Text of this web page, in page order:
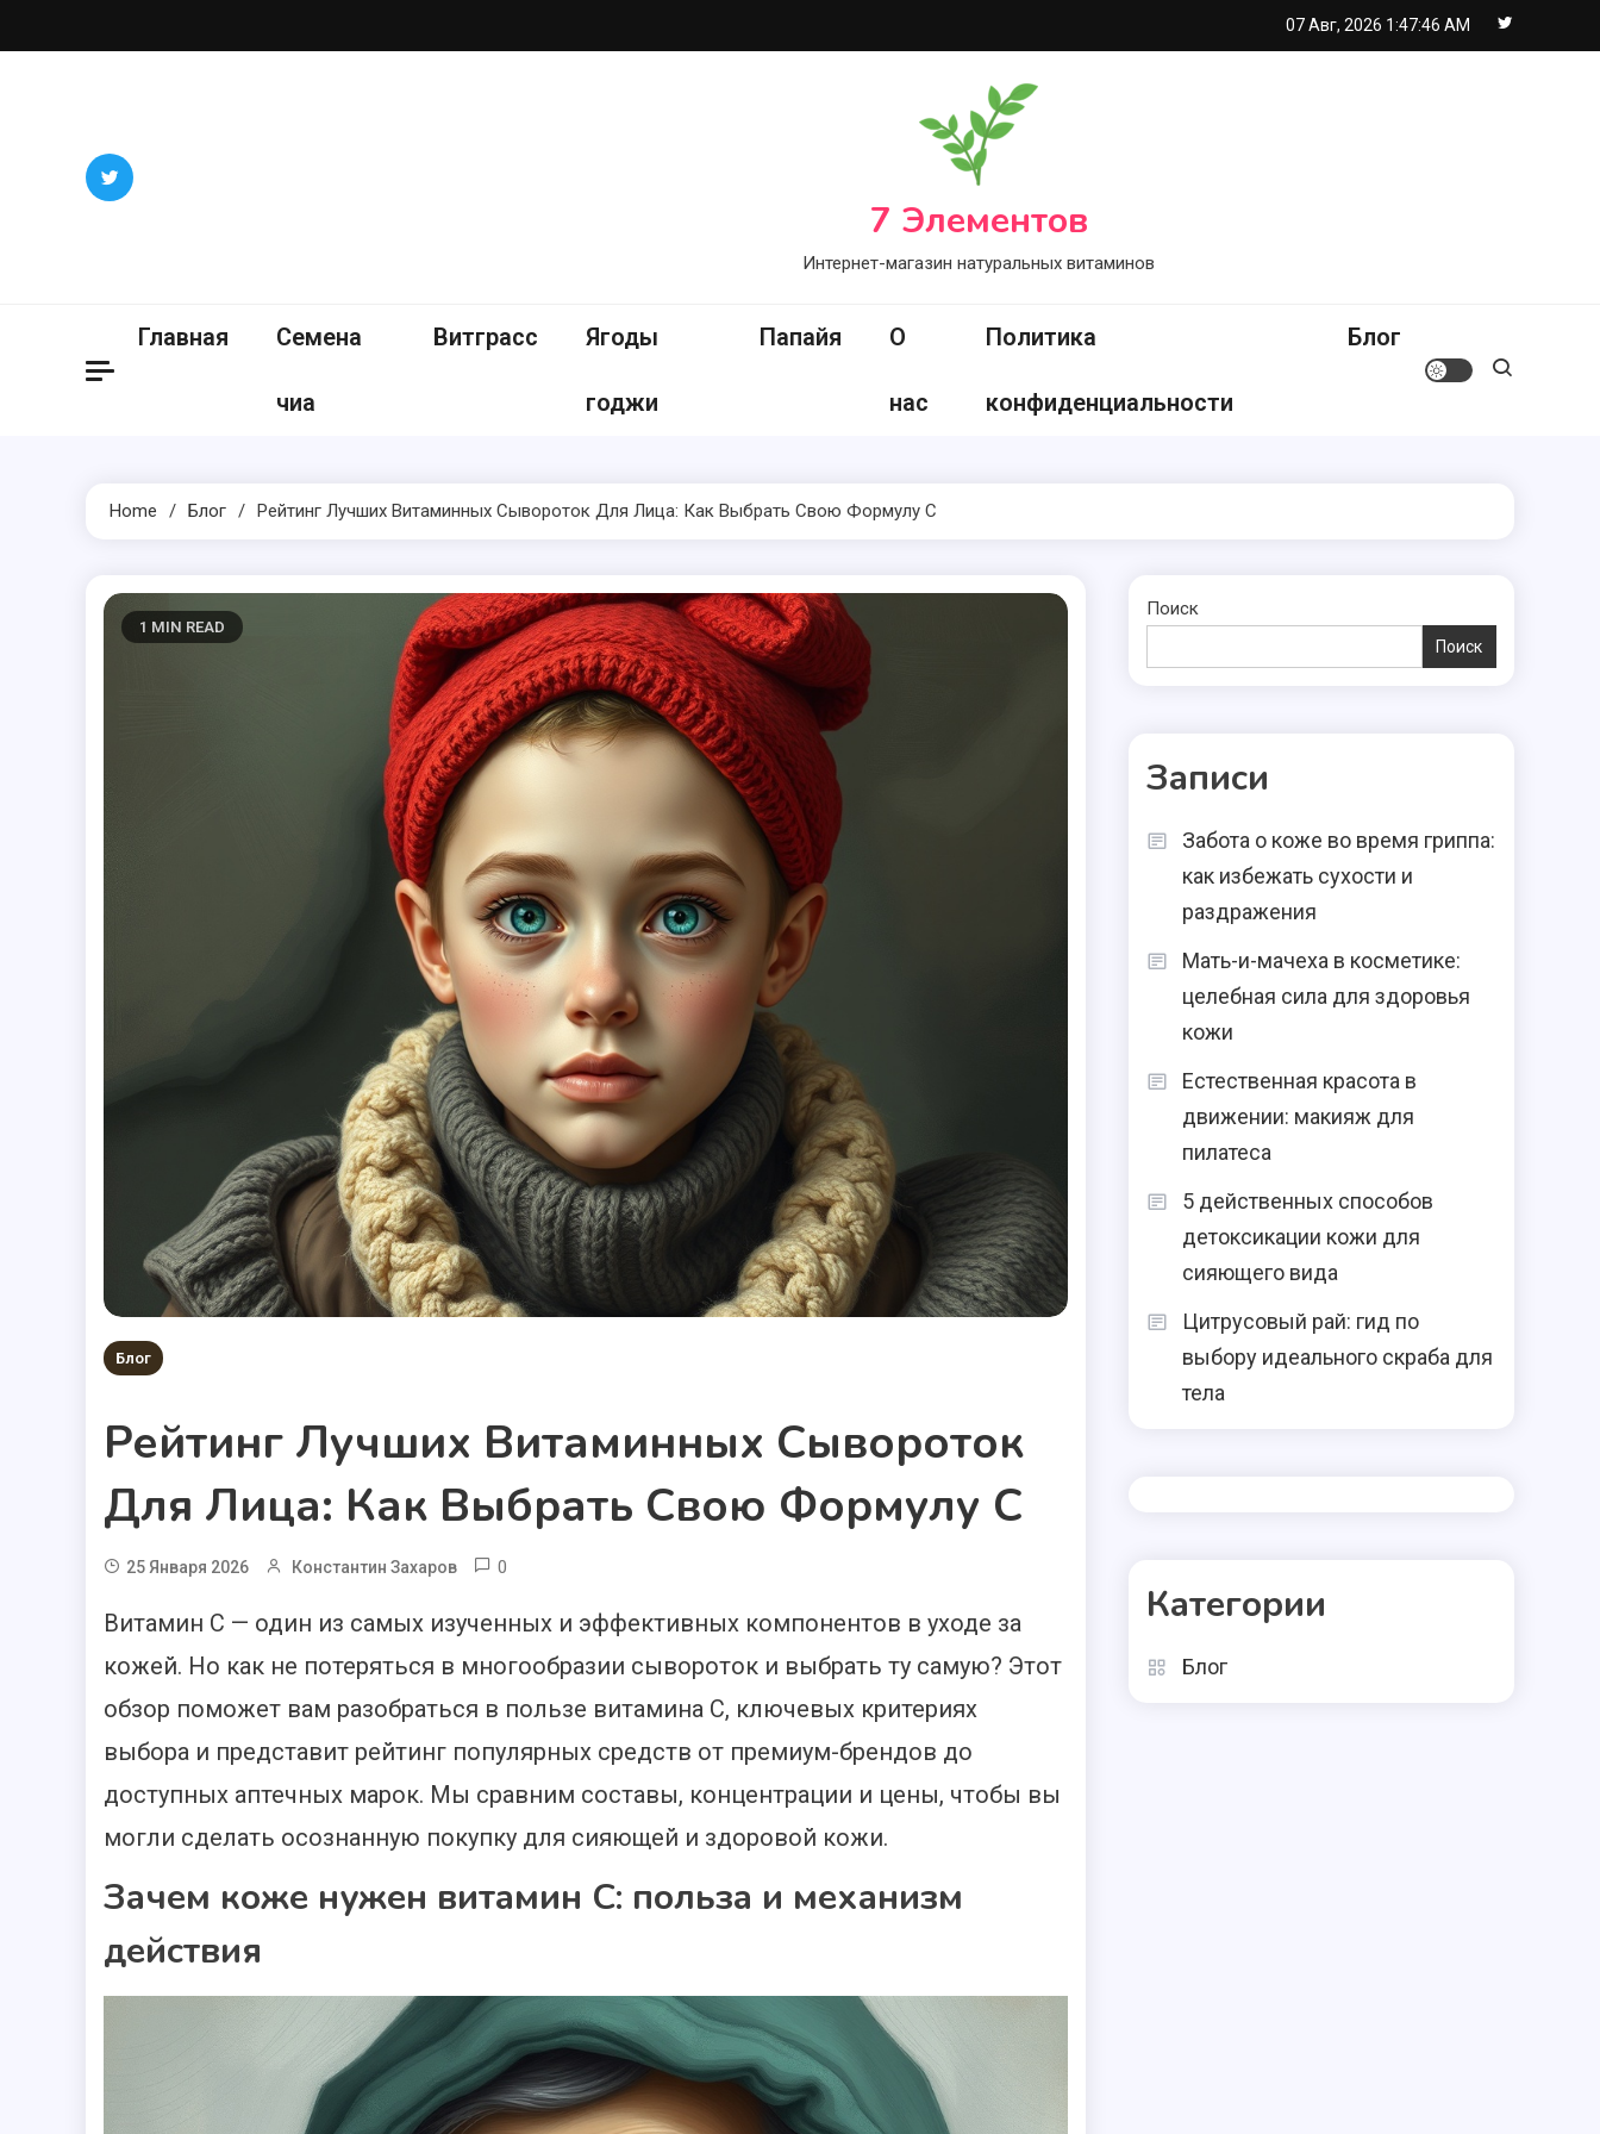
to
07 Авг, 2026 1:47:48 AM
7 Элементов
Интернет-магазин натуральных витаминов
Главная Семена
чиа
Витграсс Ягоды
годжи
Папайя О
нас
Политика
конфиденциальности
Блог
Home Блог Рейтинг Лучших Витаминных Сывороток Для Лица: Как Выбрать Свою Формулу С
1 MIN READ
Блог
Рейтинг Лучших Витаминных Сывороток
Для Лица: Как Выбрать Свою Формулу С
25 Января 2026 Константин Захаров 0
Витамин С — один из самых изученных и эффективных компонентов в уходе за
кожей. Но как не потеряться в многообразии сывороток и выбрать ту самую? Этот
обзор поможет вам разобраться в пользе витамина С, ключевых критериях
выбора и представит рейтинг популярных средств от премиум-брендов до
доступных аптечных марок. Мы сравним составы, концентрации и цены, чтобы вы
могли сделать осознанную покупку для сияющей и здоровой кожи.
Зачем коже нужен витамин С: польза и механизм
действия
Поиск
Поиск
Записи
Забота о коже во время гриппа:
как избежать сухости и
раздражения
Мать-и-мачеха в косметике:
целебная сила для здоровья
кожи
Естественная красота в
движении: макияж для
пилатеса
5 действенных способов
детоксикации кожи для
сияющего вида
Цитрусовый рай: гид по
выбору идеального скраба для
тела
Категории
Блог